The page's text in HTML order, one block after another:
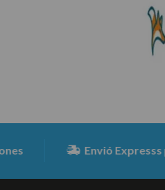
Envió Expressspara